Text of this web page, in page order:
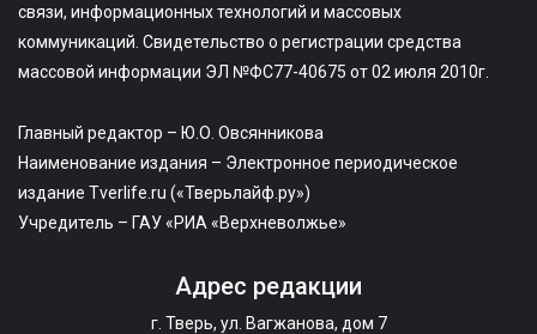
связи, информационных технологий и массовых
коммуникаций. Свидетельство о регистрации средства
массовой информации ЭЛ №ФС77-40675 от 02 июля 2010г.
Главный редактор – Ю.О. Овсянникова
Наименование издания – Электронное периодическое
издание Tverlife.ru («Тверьлайф.ру»)
Учредитель – ГАУ «РИА «Верхневолжье»
Адрес редакции
г. Тверь, ул. Вагжанова, дом 7